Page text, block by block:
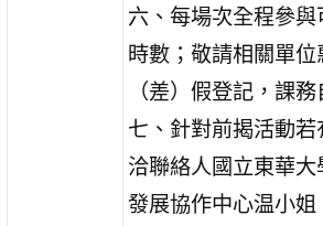
六、每場次全程參
時數；敬請相關單
（差）假登記，課務
七、針對前揭活動
洽聯絡人國立東華
發展協作中心温小